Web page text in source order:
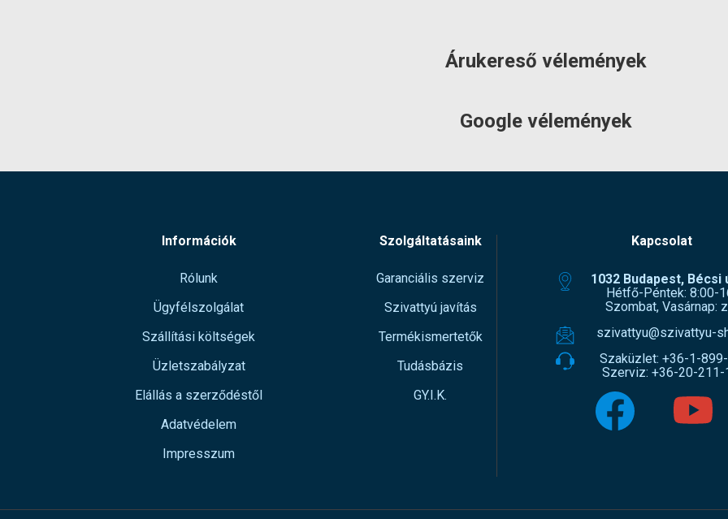
Árukereső vélemények
Google vélemények
Információk
Rólunk
Ügyfélszolgálat
Szállítási költségek
Üzletszabályzat
Elállás a szerződéstől
Adatvédelem
Impresszum
Szolgáltatásaink
Garanciális szerviz
Szivattyú javítás
Termékismertetők
Tudásbázis
GY.I.K.
Kapcsolat
1032 Budapest, Bécsi
Hétfő-Péntek: 8:00-
Szombat, Vasárnap:
szivattyu@szivattyu-
Szaküzlet: +36-1-
Szerviz: +36-20-211-